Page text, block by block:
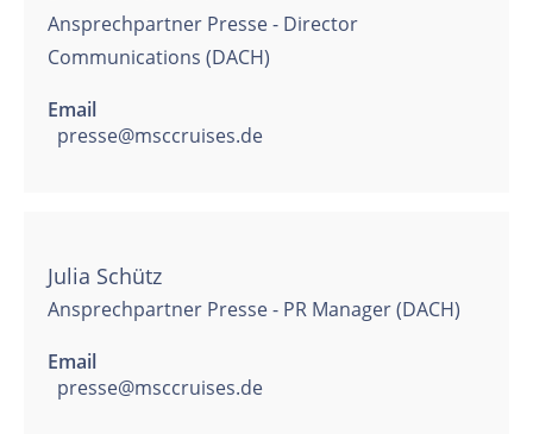
Ansprechpartner Presse - Director
Communications (DACH)
Email
presse@msccruises.de
Julia Schütz
Ansprechpartner Presse - PR Manager (DACH)
Email
presse@msccruises.de